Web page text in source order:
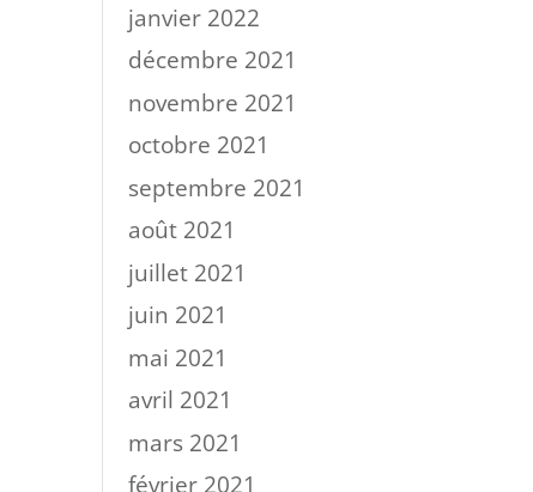
janvier 2022
décembre 2021
novembre 2021
octobre 2021
septembre 2021
août 2021
juillet 2021
juin 2021
mai 2021
avril 2021
mars 2021
février 2021